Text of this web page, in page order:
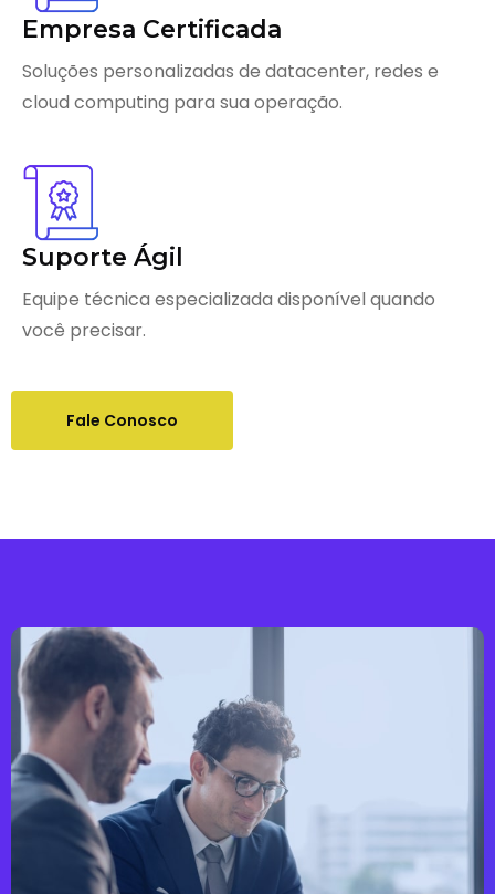
Empresa Certificada
Soluções personalizadas de datacenter, redes e
cloud computing para sua operação.
Suporte Ágil
Equipe técnica especializada disponível quando
você precisar.
Fale Conosco